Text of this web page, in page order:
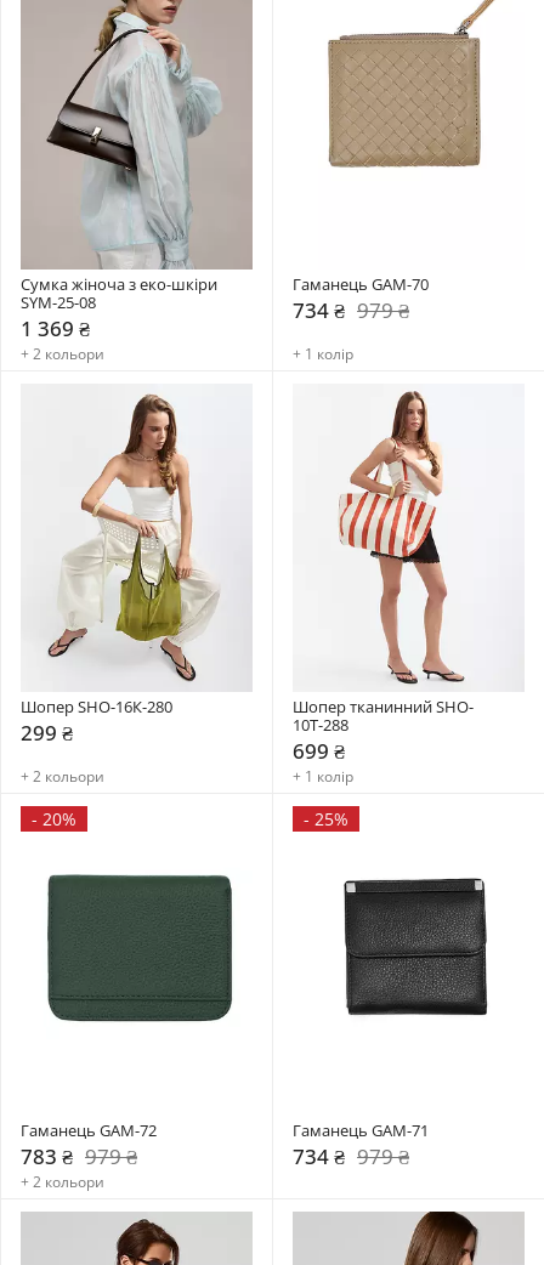
Сумка жіноча з еко-шкіри
SYM-25-08
1 369 ₴
+ 2 кольори
Гаманець GAM-70
734 ₴ 979 ₴
+ 1 колір
Шопер SHO-16К-280
299 ₴
+ 2 кольори
Шопер тканинний SHO-
10Т-288
699 ₴
+ 1 колір
- 20%
Гаманець GAM-72
783 ₴ 979 ₴
+ 2 кольори
- 25%
Гаманець GAM-71
734 ₴ 979 ₴